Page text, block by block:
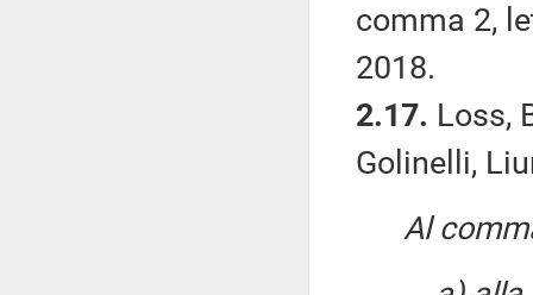
comma 2,
2018.
2.17. Loss,
Golinelli,
Al